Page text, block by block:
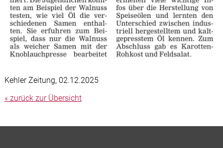
Kehler Zeitung, 02.12.2025
« zurück zur Übersicht